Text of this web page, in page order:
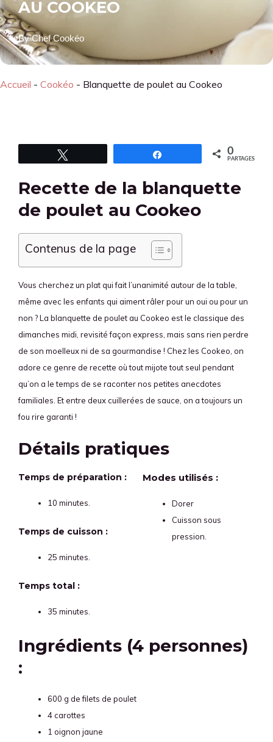
AU COOKEO
ByChef Cookéo
Accueil - Cookéo - Blanquette de poulet au Cookeo
0
PARTAGES
Recette de la blanquette
de poulet au Cookeo
Contenus de la page
Vous cherchez un plat qui fait l’unanimité autour de la table,
même avec les enfants qui aiment râler pour un oui ou pour un
non ? La blanquette de poulet au Cookeo est le classique des
dimanches midi, revisité façon express, mais sans rien perdre
de son moelleux ni de sa gourmandise ! Chez les Cookeo, on
adore ce genre de recette où tout mijote tout seul pendant
qu’on a le temps de se raconter nos petites anecdotes
familiales. Et entre deux cuillerées de sauce, on a toujours un
fou rire garanti !
Détails pratiques
Temps de préparation :
10 minutes.
Temps de cuisson :
25 minutes.
Temps total :
35 minutes.
Modes utilisés :
Dorer
Cuisson sous
pression.
Ingrédients (4 personnes)
:
600 g de filets de poulet
4 carottes
1 oignon jaune